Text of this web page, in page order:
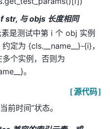
str, 与 objs 长度相同
是测试中第 i 个 obj 实例
定为 {cls.__name__}-{i}，
多个实例，否则为
。
[源代码]
时间”状态。